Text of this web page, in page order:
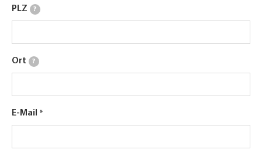
PLZ ?
Ort ?
E-Mail